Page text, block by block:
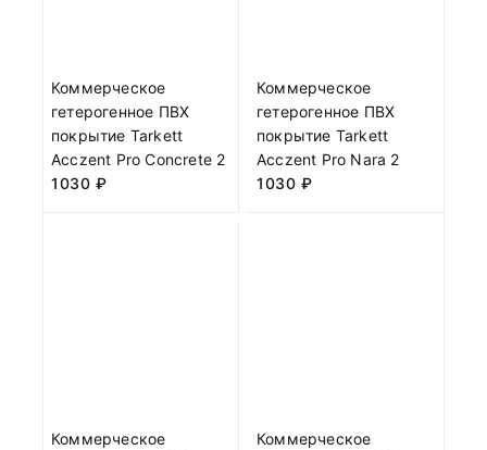
Коммерческое
гетерогенное ПВХ
покрытие Tarkett
Acczent Pro Concrete 2
1030 ₽
Коммерческое
гетерогенное ПВХ
покрытие Tarkett
Acczent Pro Nara 2
1030 ₽
Коммерческое
Коммерческое